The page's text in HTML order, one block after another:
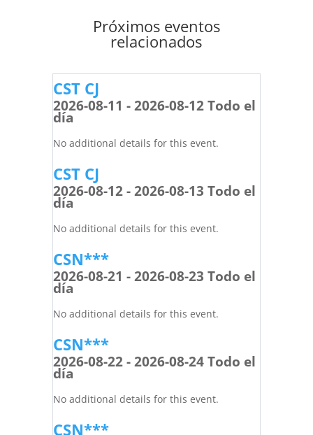
Próximos eventos
relacionados
CST CJ
2026-08-11 - 2026-08-12 Todo el
día
No additional details for this event.
CST CJ
2026-08-12 - 2026-08-13 Todo el
día
No additional details for this event.
CSN***
2026-08-21 - 2026-08-23 Todo el
día
No additional details for this event.
CSN***
2026-08-22 - 2026-08-24 Todo el
día
No additional details for this event.
CSN***